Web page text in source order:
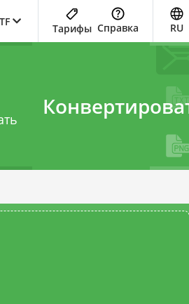
Тарифы Справка RU